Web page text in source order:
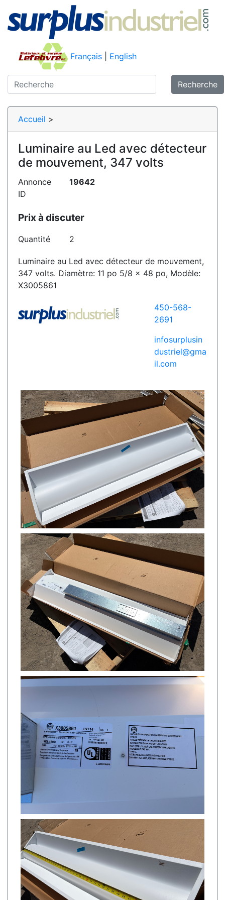
Français English
Recherche
Accueil >
Luminaire au Led avec détecteur
de mouvement, 347 volts
Annonce
ID
19642
Prix à discuter
Quantité 2
Luminaire au Led avec détecteur de mouvement,
347 volts. Diamètre: 11 po 5/8 x 48 po, Modèle:
X3005861
450-568-
2691
infosurplusin
dustriel@gma
il.com